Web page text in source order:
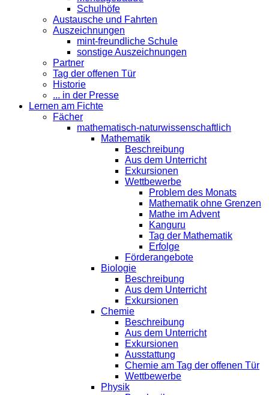
Schulhöfe
Austausche und Fahrten
Auszeichnungen
mint-freundliche Schule
sonstige Auszeichnungen
Partner
Tag der offenen Tür
Historie
... in der Presse
Lernen am Fichte
Fächer
mathematisch-naturwissenschaftlich
Mathematik
Beschreibung
Aus dem Unterricht
Exkursionen
Wettbewerbe
Problem des Monats
Mathematik ohne Grenzen
Mathe im Advent
Kanguru
Tag der Mathematik
Erfolge
Förderangebote
Biologie
Beschreibung
Aus dem Unterricht
Exkursionen
Chemie
Beschreibung
Aus dem Unterricht
Exkursionen
Ausstattung
Chemie am Tag der offenen Tür
Wettbewerbe
Physik